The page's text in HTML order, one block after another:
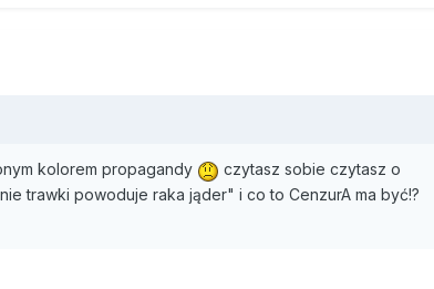
dowód na to, że państwo powinno jak najszybciej
tego roku mieszkańcy miasta zgodzili się w referendum
Oakland liczy, że wpływy do miejskiej kasy wzrosną
Nawet kalifornijski gubernator Arnold Schwarzenegger,
palenia tytoniu w miejscach publicznych, chce debaty
okoliczności.
kolorem propagandy
czytasz sobie czytasz o
trawki powoduje raka jąder" i co to CenzurA ma być!?